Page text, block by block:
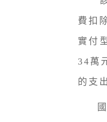
費扣
實付
34萬
的支
國稅